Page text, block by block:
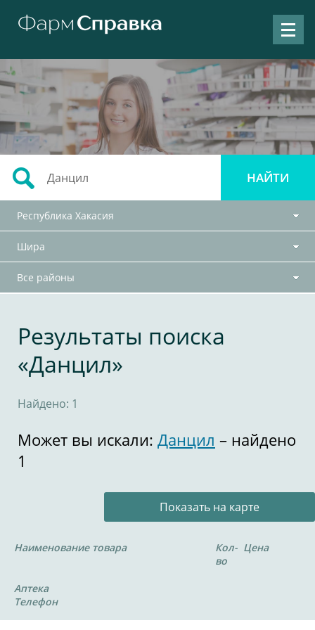
Республика Хакасия
Шира
Все районы
Результаты поиска
«Данцил»
Найдено: 1
Может вы искали: Данцил – найдено
1
Показать на карте
Наименование товара
Кол-
во
Цена
Аптека
Телефон